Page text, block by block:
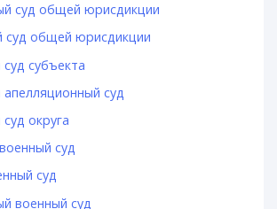
суд общей юрисдикции
суд общей юрисдикции
субъекта
суд
округа
суд
суд
военный суд